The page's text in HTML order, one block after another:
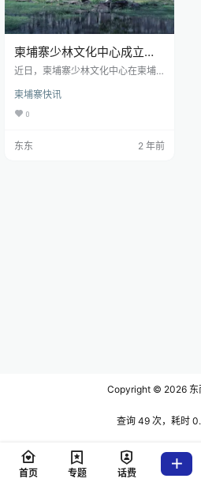
柬埔寨少林文化中心成立中
华文化“走出去”
近日，柬埔寨少林文化中心在柬埔
柬建交65周年和“中柬友好年”，中
柬两国务实合作不断走深走实，柬
了世界。作为嵩山少林寺的重要派
柬埔寨快讯
0
东东 2 年前
Copyright © 2026 东
查询 49 次，耗时
首页 专题 话费